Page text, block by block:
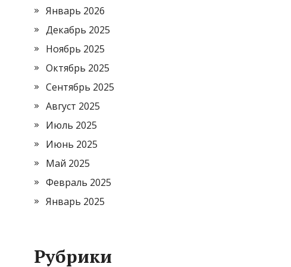
Январь 2026
Декабрь 2025
Ноябрь 2025
Октябрь 2025
Сентябрь 2025
Август 2025
Июль 2025
Июнь 2025
Май 2025
Февраль 2025
Январь 2025
Рубрики